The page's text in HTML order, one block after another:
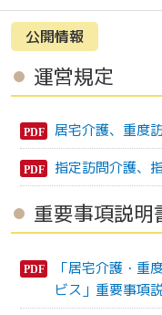
公開情報
運営規定
居宅介護、重度
指定訪問介護、
重要事項説明
「居宅介護・重
ビス」重要事項